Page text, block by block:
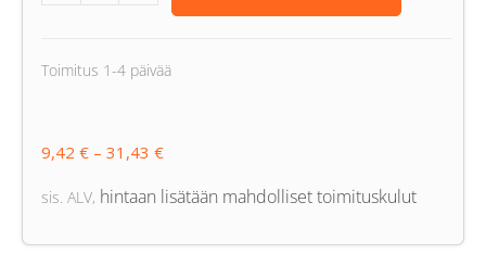
Toimitus 1-4 päivää
9,42 € – 31,43 €
sis. ALV, hintaan lisätään mahdolliset toimituskulut